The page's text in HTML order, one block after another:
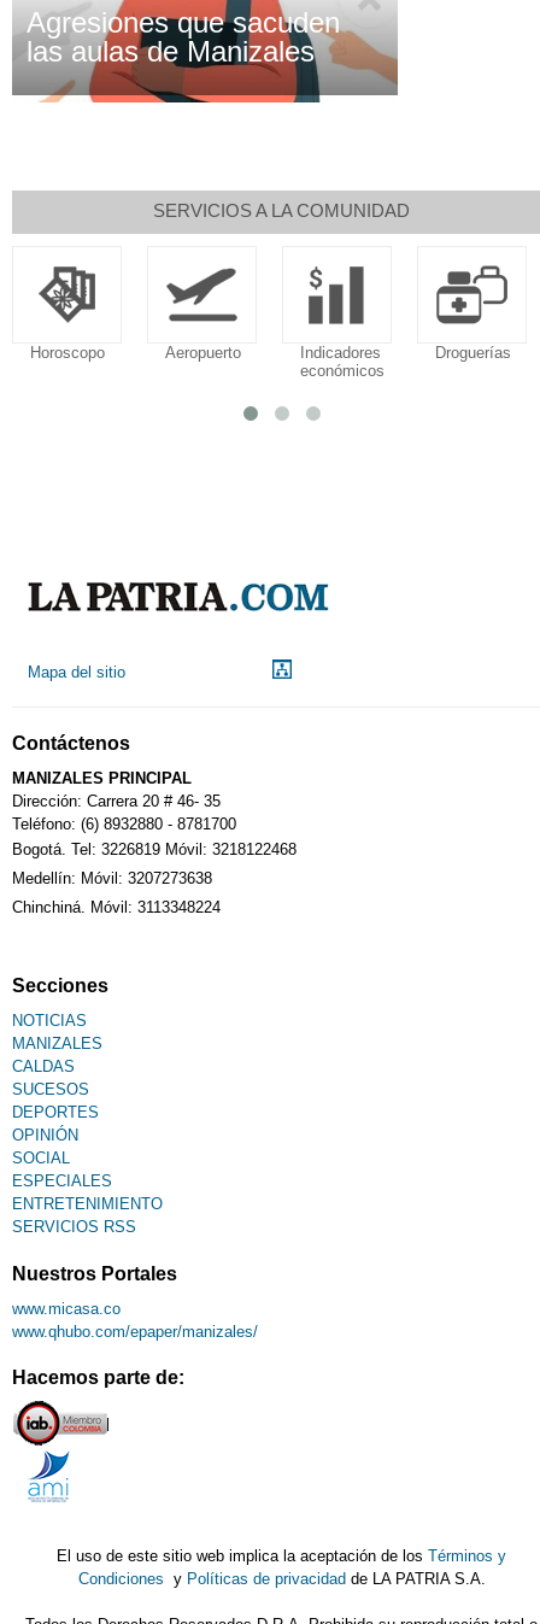
Agresiones que sacuden
las aulas de Manizales
SERVICIOS A LA COMUNIDAD
Horoscopo Aeropuerto
Indicadores
económicos
Droguerías
Mapa del sitio
Contáctenos
MANIZALES PRINCIPAL
Dirección: Carrera 20 # 46- 35
Teléfono: (6) 8932880 - 8781700
Bogotá. Tel: 3226819 Móvil: 3218122468
Medellín: Móvil: 3207273638
Chinchiná. Móvil: 3113348224
Secciones
NOTICIAS
MANIZALES
CALDAS
SUCESOS
DEPORTES
OPINIÓN
SOCIAL
ESPECIALES
ENTRETENIMIENTO
SERVICIOS RSS
Nuestros Portales
www.micasa.co
www.qhubo.com/epaper/manizales/
Hacemos parte de:
El uso de este sitio web implica la aceptación de losTérminos y
Condiciones y Políticas de privacidad de LA PATRIA S.A.